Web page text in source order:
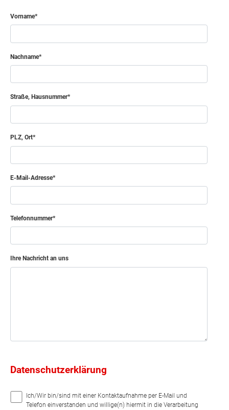
Vorname
Nachname
Straße, Hausnummer
PLZ, Ort
E-Mail-Adresse
Telefonnummer
Ihre Nachricht an uns
Datenschutzerklärung
Ich/Wir bin/sind mit einer Kontaktaufnahme per E-Mail und
Telefon einverstanden und willige(n) hiermit in die Verarbeitung